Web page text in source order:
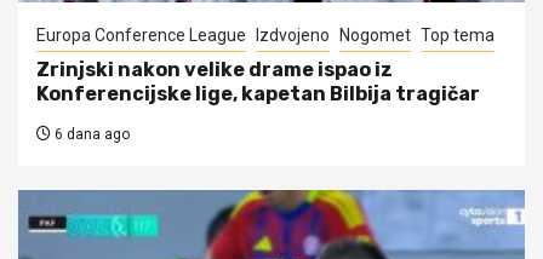
Europa Conference League Izdvojeno Nogomet Top tema
Zrinjski nakon velike drame ispao iz
Konferencijske lige, kapetan Bilbija tragičar
6 dana ago